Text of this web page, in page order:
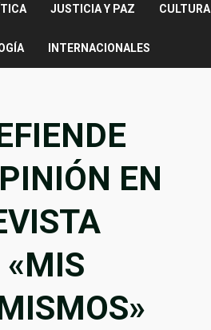
JUSTICIA Y PAZ CULTURA
INTERNACIONALES
EN
«MIS